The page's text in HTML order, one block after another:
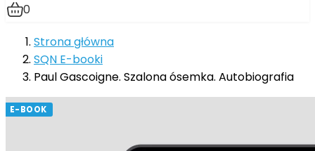
0
Strona główna
SQN E-booki
Paul Gascoigne. Szalona ósemka. Autobiografia
E-BOOK